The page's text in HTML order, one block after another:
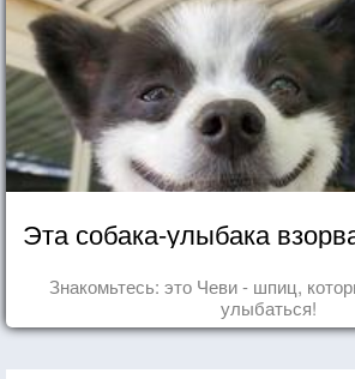
Эта собака-улыбака
Знакомьтесь: это Чеви - шпиц,
улыбаться!